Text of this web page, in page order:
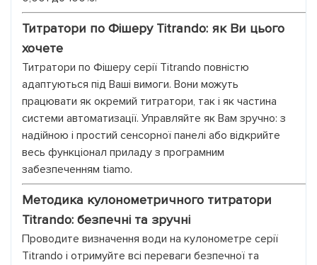
Титратори по Фішеру Titrando: як Ви цього
хочете
Титратори по Фішеру серії Titrando повністю
адаптуються під Ваші вимоги. Вони можуть
працювати як окремий титратори, так і як частина
системи автоматизації. Управляйте як Вам зручно: з
надійною і простий сенсорної панелі або відкрийте
весь функціонал приладу з програмним
забезпеченням tiamo.
Методика кулонометричного титратори
Titrando: безпечні та зручні
Проводите визначення води на кулонометре серії
Titrando і отримуйте всі переваги безпечної та